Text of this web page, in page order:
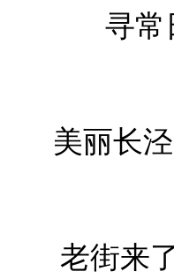
寻
美丽长
老街来